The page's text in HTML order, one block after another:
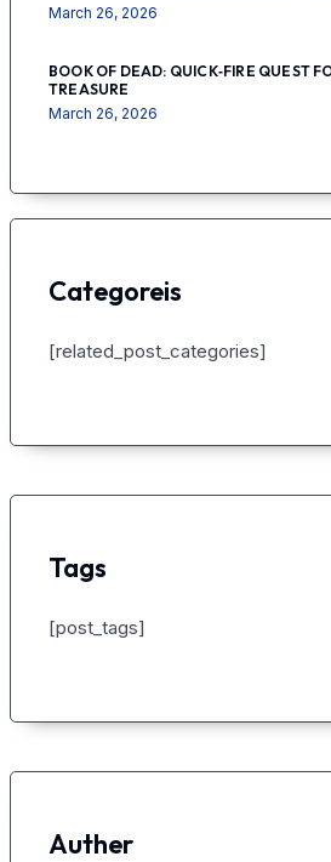
March 26, 2026
BOOK OF DEAD: QUICK‑FIRE QUEST
TREASURE
March 26, 2026
Categoreis
[related_post_categories]
Tags
[post_tags]
Auther